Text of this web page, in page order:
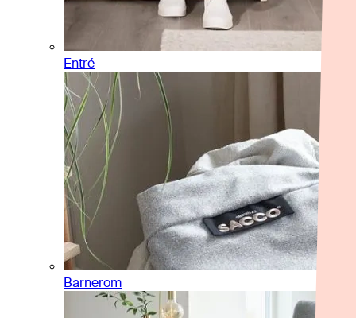
Entré
Barnerom